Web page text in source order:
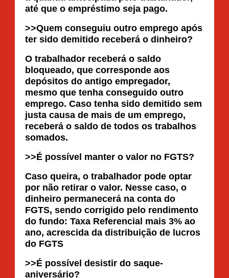
até que o empréstimo seja pago.
>>Quem conseguiu outro emprego após
ter sido demitido receberá o dinheiro?
O trabalhador receberá o saldo
bloqueado, que corresponde aos
depósitos do antigo empregador,
mesmo que tenha conseguido outro
emprego. Caso tenha sido demitido sem
justa causa de mais de um emprego,
receberá o saldo de todos os trabalhos
somados.
>>É possível manter o valor no FGTS?
Caso queira, o trabalhador pode optar
por não retirar o valor. Nesse caso, o
dinheiro permanecerá na conta do
FGTS, sendo corrigido pelo rendimento
do fundo: Taxa Referencial mais 3% ao
ano, acrescida da distribuição de lucros
do FGTS
>>É possível desistir do saque-
aniversário?